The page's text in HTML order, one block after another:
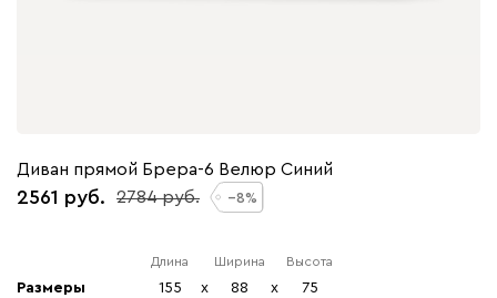
Диван прямой Брера-6 Велюр Синий
2561 2784 8
Размеры
Длина
155 x
Ширина
88 x
Высота
75